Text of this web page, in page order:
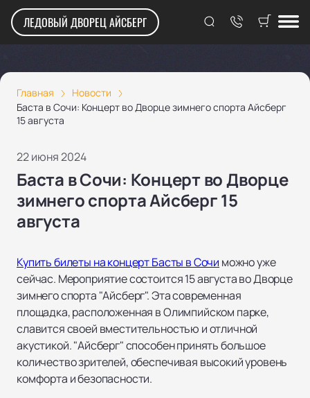
ЛЕДОВЫЙ ДВОРЕЦ АЙСБЕРГ
Главная
Новости
Баста в Сочи: Концерт во Дворце зимнего спорта Айсберг
15 августа
22 июня 2024
Баста в Сочи: Концерт во Дворце
зимнего спорта Айсберг 15
августа
Купить билеты на концерт Басты в Сочи можно уже
сейчас. Мероприятие состоится 15 августа во Дворце
зимнего спорта "Айсберг". Эта современная
площадка, расположенная в Олимпийском парке,
славится своей вместительностью и отличной
акустикой. "Айсберг" способен принять большое
количество зрителей, обеспечивая высокий уровень
комфорта и безопасности.